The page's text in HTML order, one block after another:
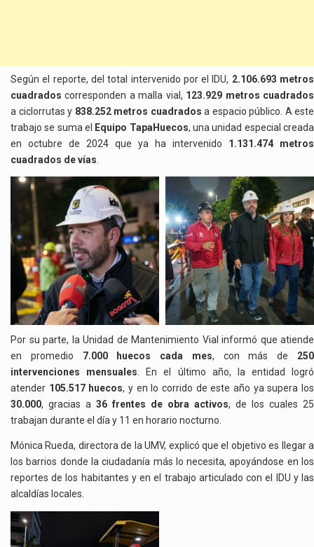
Según el reporte, del total intervenido por el IDU, 2.106.693 metros
cuadrados corresponden a malla vial, 123.929 metros cuadrados
a ciclorrutas y 838.252 metros cuadrados a espacio público. A este
trabajo se suma el
Equipo TapaHuecos, una unidad especial creada
en octubre de 2024 que ya ha intervenido 1.131.474 metros
cuadrados de vías
Por su parte, la Unidad de Mantenimiento Vial informó que atiende
en promedio 7.000 huecos cada mes, con más de 250
intervenciones mensuales. En el último año, la entidad logró
atender 105.517 huecos, y en lo corrido de este año ya supera los
30.000, gracias a 36 frentes de obra activos, de los cuales 25
trabajan durante el día y 11 en horario nocturno.
Mónica Rueda, directora de la UMV, explicó que el objetivo es llegar a
los barrios donde la ciudadanía más lo necesita, apoyándose en los
reportes de los habitantes y en el trabajo articulado con el IDU y las
alcaldías locales.